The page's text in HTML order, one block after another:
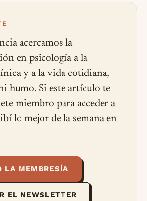
acercamos la
en psicología a la
y a la vida cotidiana,
humo. Si este artículo te
miembro para acceder a
lo mejor de la semana en
LA MEMBRESÍA
EL NEWSLETTER